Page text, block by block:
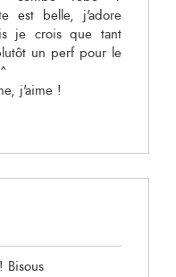
est belle, j'adore
je crois que tant
un perf pour le
j'aime !
Bisous